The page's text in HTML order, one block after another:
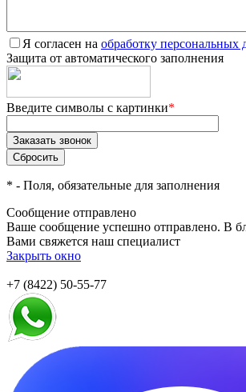
Я согласен на обработку персональных
Защита от автоматического заполнения
Введите символы с картинки*
* - Поля, обязательные для заполнения
Сообщение отправлено
Ваше сообщение успешно отправлено. В
Вами свяжется наш специалист
Закрыть окно
+7 (8422) 50-55-77